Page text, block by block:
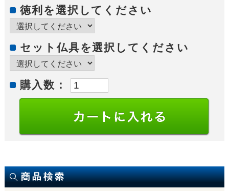
徳利を選択してください
セット仏具を選択してください
購入数：